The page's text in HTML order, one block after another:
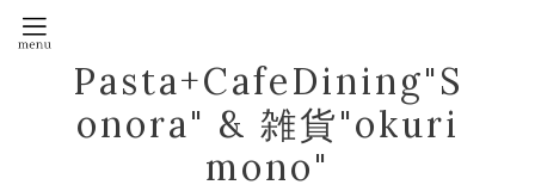
Pasta+CafeDining"S
onora" & 雑貨"okuri
mono"